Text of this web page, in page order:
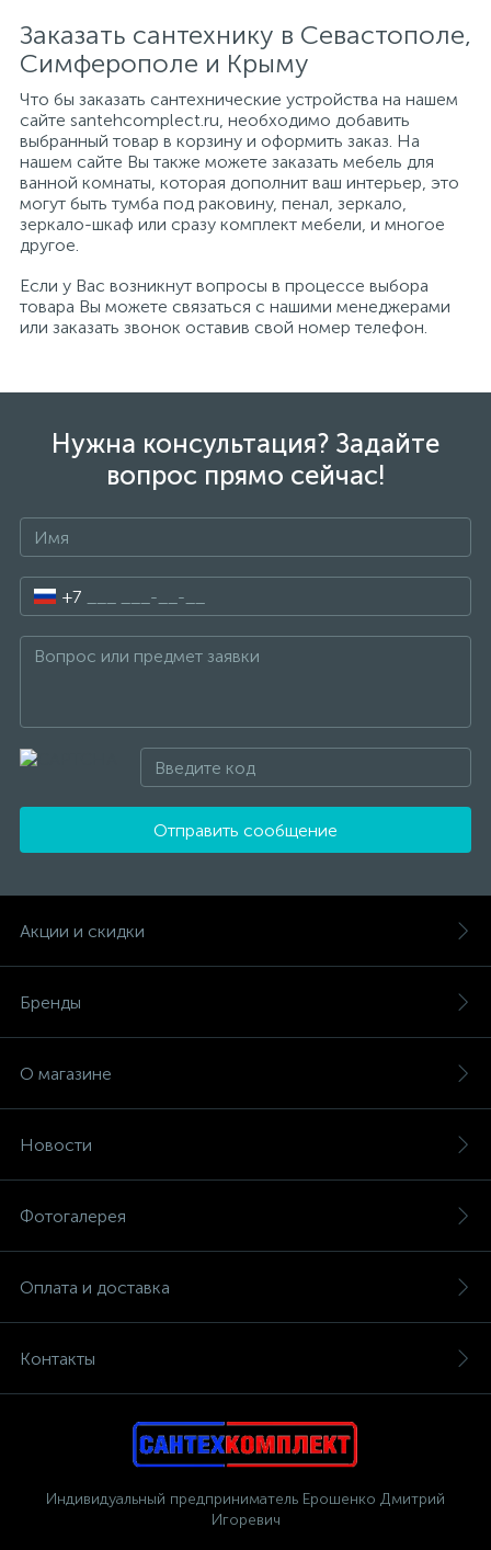
Заказать сантехнику в Севастополе,
Симферополе и Крыму
Что бы заказать сантехнические устройства на нашем
сайте santehcomplect.ru, необходимо добавить
выбранный товар в корзину и оформить заказ. На
нашем сайте Вы также можете заказать мебель для
ванной комнаты, которая дополнит ваш интерьер, это
могут быть тумба под раковину, пенал, зеркало,
зеркало-шкаф или сразу комплект мебели, и многое
другое.
Если у Вас возникнут вопросы в процессе выбора
товара Вы можете связаться с нашими менеджерами
или заказать звонок оставив свой номер телефон.
Нужна консультация? Задайте
вопрос прямо сейчас!
+7
Отправить сообщение
Акции и скидки
Бренды
О магазине
Новости
Фотогалерея
Оплата и доставка
Контакты
Индивидуальный предприниматель Ерошенко Дмитрий
Игоревич